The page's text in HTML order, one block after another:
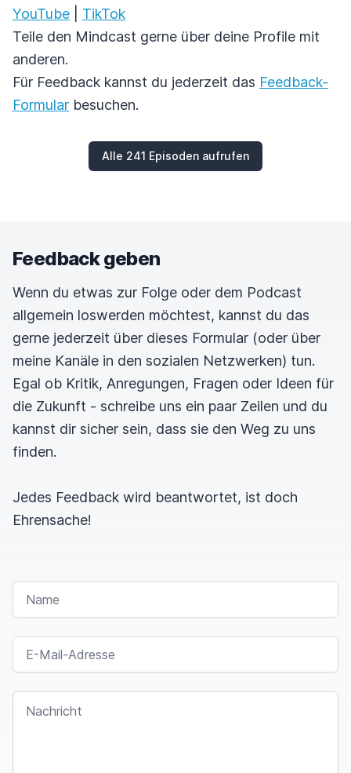
YouTube
TikTok
Teile den Mindcast gerne über deine Profile mit
anderen.
Für Feedback kannst du jederzeit das Feedback-
Formular besuchen.
Alle 241 Episoden aufrufen
Feedback geben
Wenn du etwas zur Folge oder dem Podcast
allgemein loswerden möchtest, kannst du das
gerne jederzeit über dieses Formular (oder über
meine Kanäle in den sozialen Netzwerken) tun.
Egal ob Kritik, Anregungen, Fragen oder Ideen für
die Zukunft - schreibe uns ein paar Zeilen und du
kannst dir sicher sein, dass sie den Weg zu uns
finden.
Jedes Feedback wird beantwortet, ist doch
Ehrensache!
NAME
E-MAIL-ADRESSE
NACHRICHT